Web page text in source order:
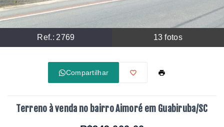
Ref.: 2769 13 fotos
Compartilhar
Terreno à venda no bairro Aimoré em Guabiruba/SC